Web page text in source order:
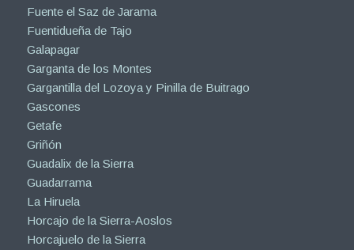
Fuente el Saz de Jarama
Fuentidueña de Tajo
Galapagar
Garganta de los Montes
Gargantilla del Lozoya y Pinilla de Buitrago
Gascones
Getafe
Griñón
Guadalix de la Sierra
Guadarrama
La Hiruela
Horcajo de la Sierra-Aoslos
Horcajuelo de la Sierra